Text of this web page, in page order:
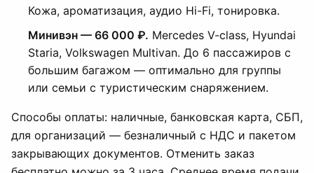
Кожа, ароматизация, аудио Hi-Fi, тонировка.
Минивэн — 66 000 ₽. Mercedes V-class, Hyundai
Staria, Volkswagen Multivan. До 6 пассажиров с
большим багажом — оптимально для группы
или семьи с туристическим снаряжением.
Способы оплаты: наличные, банковская карта, СБП,
для организаций — безналичный с НДС и пакетом
закрывающих документов. Отменить заказ